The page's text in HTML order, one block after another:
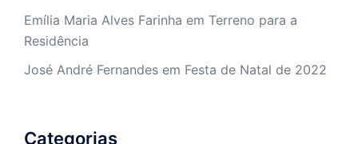
Emília Maria Alves Farinha em Terreno para a
Residência
José André Fernandes em Festa de Natal de 2022
Categorias